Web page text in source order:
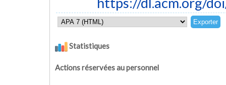
Statistiques
Actions réservées au personnel